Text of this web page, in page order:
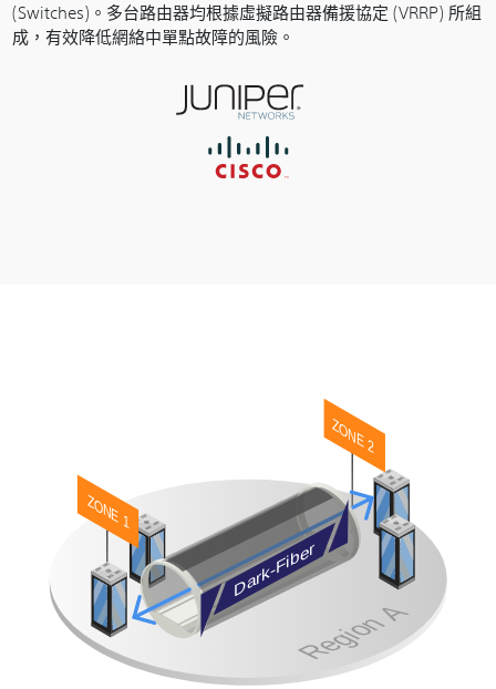
(Switches)。多台路由器均根據虛擬路由器備援協定 (VRRP) 所組
成，有效降低網絡中單點故障的風險。